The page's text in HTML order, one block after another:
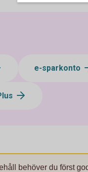
e-sparkonto
behöver du först